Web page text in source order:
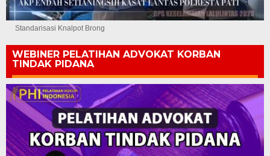
Standarisasi Knalpot Brong
WEBINER PELATIHAN ADVOKAT KORBAN
TINDAK PIDANA